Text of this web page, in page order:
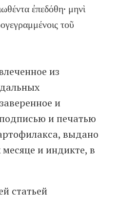
ἐπεδόθη· μηνὶ
τοῦ
из
и
и печатью
выдано
и индикте, в
статьей